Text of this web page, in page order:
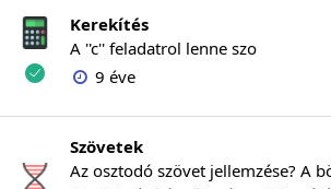
Kerekítés
A ''c'' feladatrol lenne szo
9 éve
Szövetek
Az osztodó szövet jellemzése? A